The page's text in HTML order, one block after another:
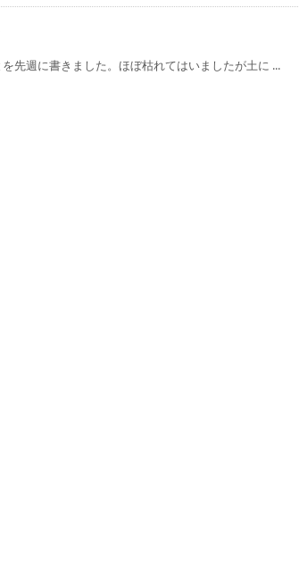
先週に書きました。ほぼ枯れてはいましたが土に ...